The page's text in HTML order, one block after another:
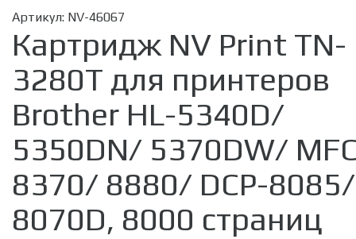
Артикул: NV-46067
Картридж NV Print TN-
3280T для принтеров
Brother HL-5340D/
5350DN/ 5370DW/
8370/ 8880/ DCP-8085/
8070D, 8000 страниц